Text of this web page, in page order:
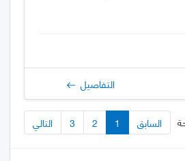
التفاصيل
السابق 1
2
3 التالي